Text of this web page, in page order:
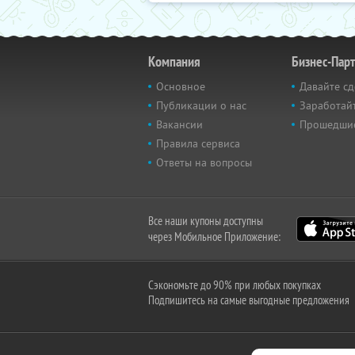
Компания
Основное
Публикации о нас
Вакансии
Правила сервиса
Ответы на вопросы
Бизнес-
Давайте
Все наши купоны доступны
через Мобильное Приложение:
Сэкономьте до 90% при любых покупках
Подпишитесь на самые выгодные предложения